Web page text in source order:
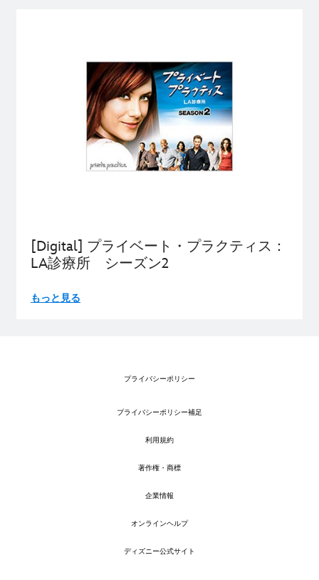
[Digital] プライベート・プラクティス：
LA診療所 シーズン2
もっと見る
プライバシーポリシー
プライバシーポリシー補足
利用規約
著作権・商標
企業情報
オンラインヘルプ
ディズニー公式サイト